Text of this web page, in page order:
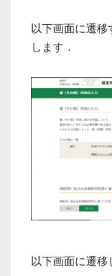
以下画面に遷移
します．
以下画面に遷移